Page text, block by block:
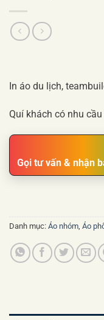
In áo du lịch,
Quí khách có nhu
Gọi tư vấn & nhận
Danh mục: Áo nhóm Áo